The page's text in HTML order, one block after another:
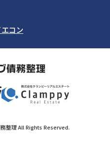
群馬県
山梨県
京都府
奈良県
和歌山県
石川県
富山県
岡山県
カードローン・クレジッ
ト会社
奨学金
コン
整理All Rights Reserved.